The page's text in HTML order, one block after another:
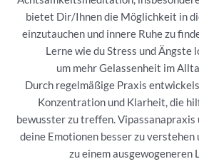
bietet Dir/Ihnen die Möglichkeit in
einzutauchen und innere Ruhe zu
Lerne wie du Stress und Ängste
um mehr Gelassenheit im
Durch regelmäßige Praxis
Konzentration und Klarheit, die
bewusster zu treffen.
deine Emotionen besser zu verstehen
zu einem ausgewogeneren